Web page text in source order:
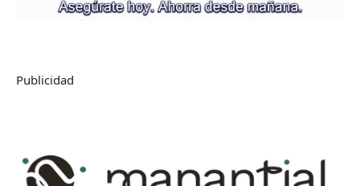
Publicidad